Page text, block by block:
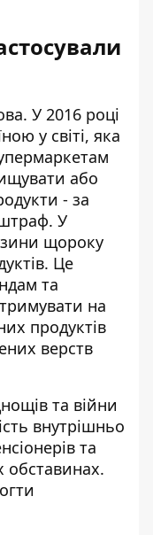
У 2016 році
у світі, яка
або
- за
У
щороку
Це
та
на
продуктів
верств
та війни
внутрішньо
та
обставинах.